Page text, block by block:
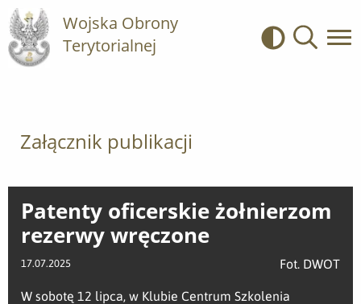
Wojska Obrony
Terytorialnej
Kontrast
Załącznik publikacji
Patenty oficerskie żołnierzom
rezerwy wręczone
17.07.2025 Fot. DWOT
W sobotę 12 lipca, w Klubie Centrum Szkolenia